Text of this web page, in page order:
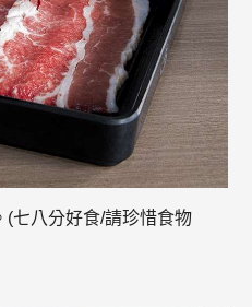
七八分好食/請珍惜食物